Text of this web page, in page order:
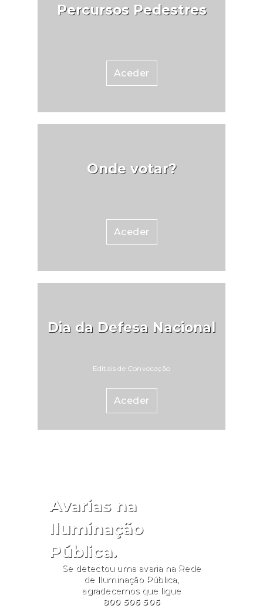
Percursos Pedestres
Aceder
Onde votar?
Aceder
Dia da Defesa Nacional
Editais de Convocação
Aceder
Avarias na
Iluminação
Pública.
Se detectou uma avaria na Rede
de Iluminação Pública,
agradecemos que ligue
800 506 506